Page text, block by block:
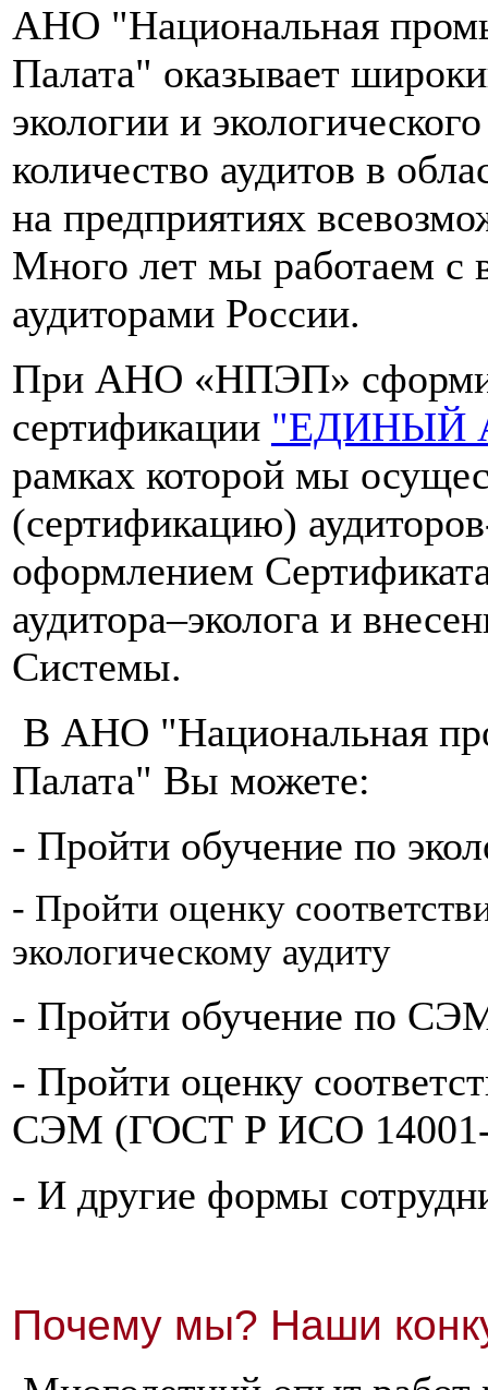
АНО "Национальная
Палата" оказывает
экологии и
количество аудитов в
на предприятиях
Много лет мы работаем с
аудиторами России.
При АНО «НПЭП»
сертификации "ЕДИНЫЙ
рамках которой мы
(сертификацию)
оформлением
аудитора–эколога и
Системы.
В АНО "Национальная
Палата" Вы можете:
- Пройти обучение по
- Пройти оценку
экологическому аудиту
- Пройти обучение по
- Пройти оценку
СЭМ (ГОСТ Р ИСО
- И другие формы
Почему мы? Наши